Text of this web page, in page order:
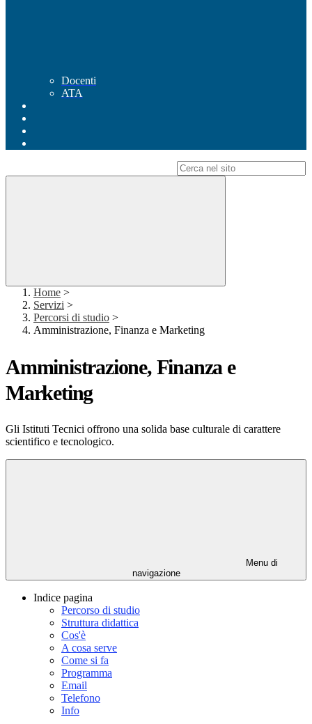
Docenti
ATA
Home >
Servizi >
Percorsi di studio >
Amministrazione, Finanza e Marketing
Amministrazione, Finanza e
Marketing
Gli Istituti Tecnici offrono una solida base culturale di carattere
scientifico e tecnologico.
Menu di
navigazione
Indice pagina
Percorso di studio
Struttura didattica
Cos'è
A cosa serve
Come si fa
Programma
Email
Telefono
Info